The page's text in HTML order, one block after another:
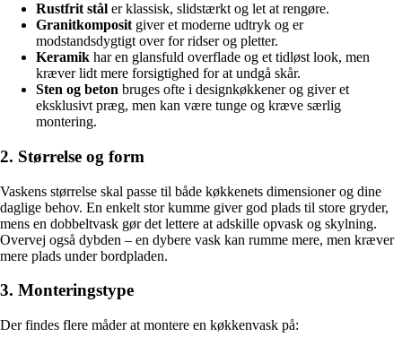
Rustfrit stål er klassisk, slidstærkt og let at rengøre.
Granitkomposit giver et moderne udtryk og er
modstandsdygtigt over for ridser og pletter.
Keramik har en glansfuld overflade og et tidløst look, men
kræver lidt mere forsigtighed for at undgå skår.
Sten og beton bruges ofte i designkøkkener og giver et
eksklusivt præg, men kan være tunge og kræve særlig
montering.
2. Størrelse og form
Vaskens størrelse skal passe til både køkkenets dimensioner og dine
daglige behov. En enkelt stor kumme giver god plads til store gryder,
mens en dobbeltvask gør det lettere at adskille opvask og skylning.
Overvej også dybden – en dybere vask kan rumme mere, men kræver
mere plads under bordpladen.
3. Monteringstype
Der findes flere måder at montere en køkkenvask på: